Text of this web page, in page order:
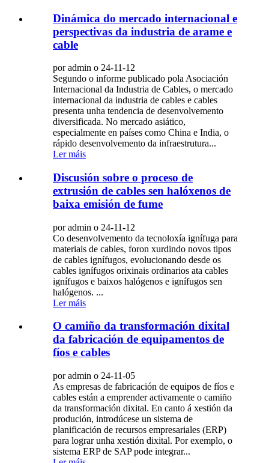
Dinámica do mercado internacional e
perspectivas da industria de arame e
cable
por admin o 24-11-12
Segundo o informe publicado pola Asociación
Internacional da Industria de Cables, o mercado
internacional da industria de cables e cables
presenta unha tendencia de desenvolvemento
diversificada. No mercado asiático,
especialmente en países como China e India, o
rápido desenvolvemento da infraestrutura...
Ler máis
Discusión sobre o proceso de
extrusión de cables sen halóxenos de
baixa emisión de fume
por admin o 24-11-12
Co desenvolvemento da tecnoloxía ignífuga para
materiais de cables, foron xurdindo novos tipos
de cables ignífugos, evolucionando desde os
cables ignífugos orixinais ordinarios ata cables
ignífugos e baixos halógenos e ignífugos sen
halógenos. ...
Ler máis
O camiño da transformación dixital
da fabricación de equipamentos de
fíos e cables
por admin o 24-11-05
As empresas de fabricación de equipos de fíos e
cables están a emprender activamente o camiño
da transformación dixital. En canto á xestión da
produción, introdúcese un sistema de
planificación de recursos empresariales (ERP)
para lograr unha xestión dixital. Por exemplo, o
sistema ERP de SAP pode integrar...